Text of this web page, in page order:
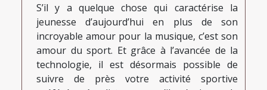
S’il y a quelque chose qui caractérise la
jeunesse d’aujourd’hui en plus de son
incroyable amour pour la musique, c’est son
amour du sport. Et grâce à l’avancée de la
technologie, il est désormais possible de
suivre de près votre activité sportive